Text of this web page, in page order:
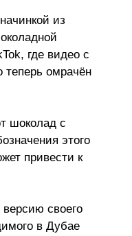
из
где видео с
теперь омрачён
шоколад с
этого
привести к
своего
в Дубае